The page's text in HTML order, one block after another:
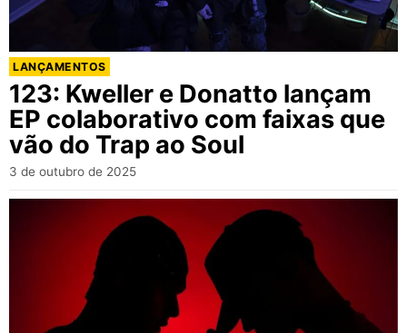
LANÇAMENTOS
123: Kweller e Donatto lançam
EP colaborativo com faixas que
vão do Trap ao Soul
3 de outubro de 2025